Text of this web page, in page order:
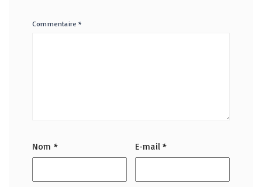
Commentaire*
Nom * E-mail*